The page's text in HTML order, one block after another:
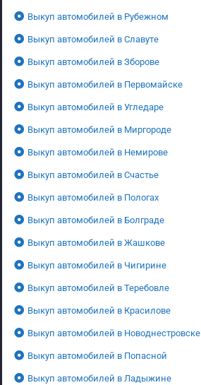
Выкуп автомобилей в Рубежном
Выкуп автомобилей в Славуте
Выкуп автомобилей в Зборове
Выкуп автомобилей в Первомайске
Выкуп автомобилей в Угледаре
Выкуп автомобилей в Миргороде
Выкуп автомобилей в Немирове
Выкуп автомобилей в Счастье
Выкуп автомобилей в Пологах
Выкуп автомобилей в Болграде
Выкуп автомобилей в Жашкове
Выкуп автомобилей в Чигирине
Выкуп автомобилей в Теребовле
Выкуп автомобилей в Красилове
Выкуп автомобилей в Новоднестровске
Выкуп автомобилей в Попасной
Выкуп автомобилей в Ладыжине